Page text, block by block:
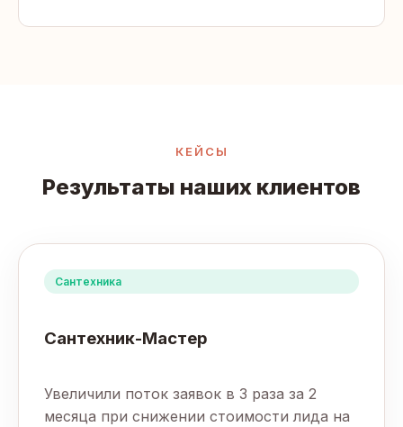
КЕЙСЫ
Результаты наших клиентов
Сантехника
Сантехник-Мастер
Увеличили поток заявок в 3 раза за 2
месяца при снижении стоимости лида на